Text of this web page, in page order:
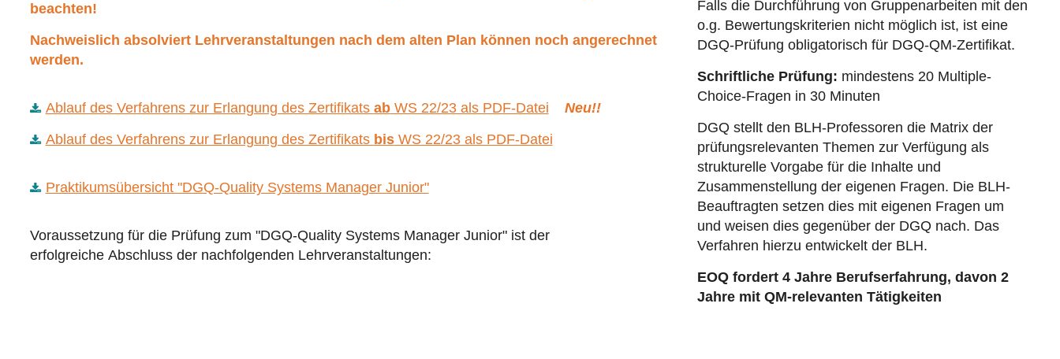
beachten!
Nachweislich absolviert Lehrveranstaltungen nach dem alten Plan können noch angerechnet
werden.
Ablauf des Verfahrens zur Erlangung des Zertifikats abWS 22/23 als PDF-Datei
Neu!!
Ablauf des Verfahrens zur Erlangung des Zertifikats bisWS 22/23 als PDF-Datei
Praktikumsübersicht "DGQ-Quality Systems Manager Junior"
Voraussetzung für die Prüfung zum "DGQ-Quality Systems Manager Junior" ist der
erfolgreiche Abschluss der nachfolgenden Lehrveranstaltungen:
Falls die Durchführung von Gruppenarbeiten mit den
o.g. Bewertungskriterien nicht möglich ist, ist eine
DGQ-Prüfung obligatorisch für DGQ-QM-Zertifikat.
Schriftliche Prüfung: mindestens 20 Multiple-
Choice-Fragen in 30 Minuten
DGQ stellt den BLH-Professoren die Matrix der
prüfungsrelevanten Themen zur Verfügung als
strukturelle Vorgabe für die Inhalte und
Zusammenstellung der eigenen Fragen. Die BLH-
Beauftragten setzen dies mit eigenen Fragen um
und weisen dies gegenüber der DGQ nach. Das
Verfahren hierzu entwickelt der BLH.
EOQ fordert 4 Jahre Berufserfahrung, davon 2
Jahre mit QM-relevanten Tätigkeiten